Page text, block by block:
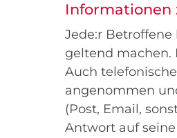
Informationen
Jede:r
geltend machen.
Auch
angenommen
(Post, Email,
Antwort auf